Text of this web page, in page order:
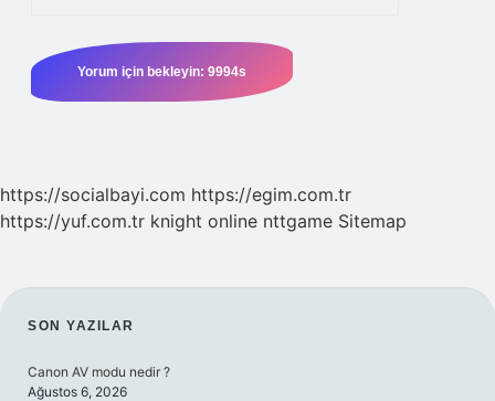
https://socialbayi.com https://egim.com.tr
https://yuf.com.tr knight online nttgame Sitemap
SIDEBAR
SON YAZILAR
Canon AV modu nedir ?
Ağustos 6, 2026